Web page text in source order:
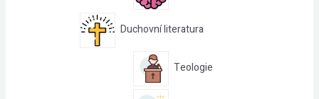
Duchovní literatura
Teologie